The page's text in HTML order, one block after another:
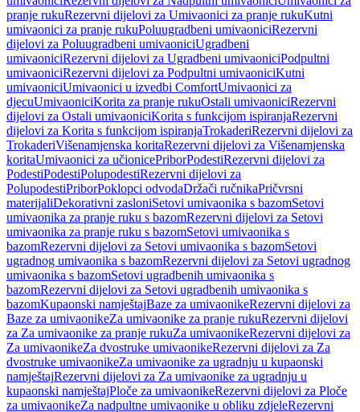
pranje rukuRezervni dijelovi za Umivaonici za pranje rukuKutni
umivaonici za pranje rukuPoluugradbeni umivaoniciRezervni
dijelovi za Poluugradbeni umivaoniciUgradbeni
umivaoniciRezervni dijelovi za Ugradbeni umivaoniciPodpultni
umivaoniciRezervni dijelovi za Podpultni umivaoniciKutni
umivaoniciUmivaonici u izvedbi ComfortUmivaonici za
djecuUmivaoniciKorita za pranje rukuOstali umivaoniciRezervni
dijelovi za Ostali umivaoniciKorita s funkcijom ispiranjaRezervni
dijelovi za Korita s funkcijom ispiranjaTrokaderiRezervni dijelovi za
TrokaderiVišenamjenska koritaRezervni dijelovi za Višenamjenska
koritaUmivaonici za učionicePriborPodestiRezervni dijelovi za
PodestiPodestiPolupodestiRezervni dijelovi za
PolupodestiPriborPoklopci odvodaDržači ručnikaPričvrsni
materijaliDekorativni zasloniSetovi umivaonika s bazomSetovi
umivaonika za pranje ruku s bazomRezervni dijelovi za Setovi
umivaonika za pranje ruku s bazomSetovi umivaonika s
bazomRezervni dijelovi za Setovi umivaonika s bazomSetovi
ugradnog umivaonika s bazomRezervni dijelovi za Setovi ugradnog
umivaonika s bazomSetovi ugradbenih umivaonika s
bazomRezervni dijelovi za Setovi ugradbenih umivaonika s
bazomKupaonski namještajBaze za umivaonikeRezervni dijelovi za
Baze za umivaonikeZa umivaonike za pranje rukuRezervni dijelovi
za Za umivaonike za pranje rukuZa umivaonikeRezervni dijelovi za
Za umivaonikeZa dvostruke umivaonikeRezervni dijelovi za Za
dvostruke umivaonikeZa umivaonike za ugradnju u kupaonski
namještajRezervni dijelovi za Za umivaonike za ugradnju u
kupaonski namještajPloče za umivaonikeRezervni dijelovi za Ploče
za umivaonikeZa nadpultne umivaonike u obliku zdjeleRezervni